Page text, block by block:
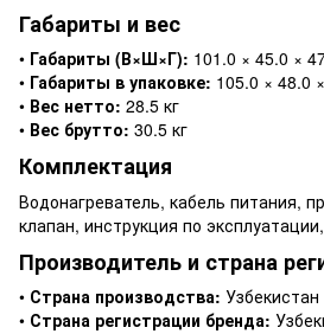
Габариты и вес
• Габариты (В×Ш×Г): 101.0 × 45.0 ×
• Габариты в упаковке: 105.0 × 48.0
• Вес нетто: 28.5 кг
• Вес брутто: 30.5 кг
Комплектация
Водонагреватель, кабель питания,
клапан, инструкция по
Производитель и страна
• Страна производства: Узбекистан
• Страна регистрации бренда: